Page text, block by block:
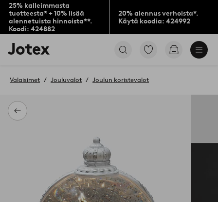
25% kalleimmasta
tuotteesta* + 10% lisää
alennetuista hinnoista**.
Koodi: 424882
20% alennus verhoista*.
Käytä koodia: 424992
Jotex-
logo
aloitussivulle
Siirry
Siirry
Takaisin
Valaisimet Jouluvalot Joulun koristevalot